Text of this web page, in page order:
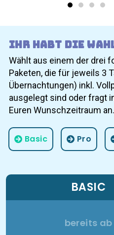
Ihr habt die
Wählt aus einem der drei
Paketen, die für jeweils 3
Übernachtungen) inkl.
ausgelegt sind oder fragt
Euren Wunschzeitraum an.
Basic Pro
BASIC
bereits ab